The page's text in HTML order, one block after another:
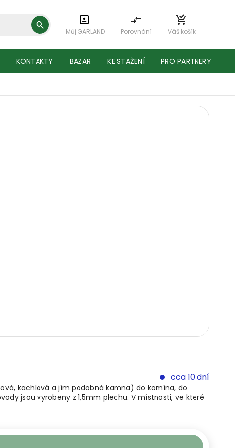
Můj GARLAND Porovnání Váš košík
KONTAKTY BAZAR KE STAŽENÍ PRO PARTNERY
cca 10 dní
kachlová a jím podobná kamna) do komína, do
jsou vyrobeny z 1,5mm plechu. V místnosti, ve které